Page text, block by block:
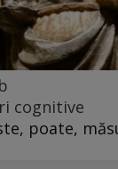
cognitive
poate,